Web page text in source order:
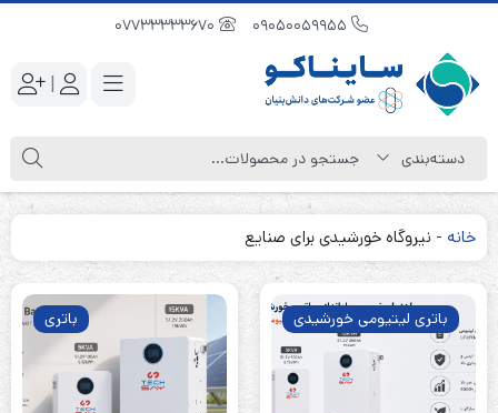
|
خانه - نیروگاه خورشیدی برای صنایع
باتری لیتیومی خورشیدی باتری